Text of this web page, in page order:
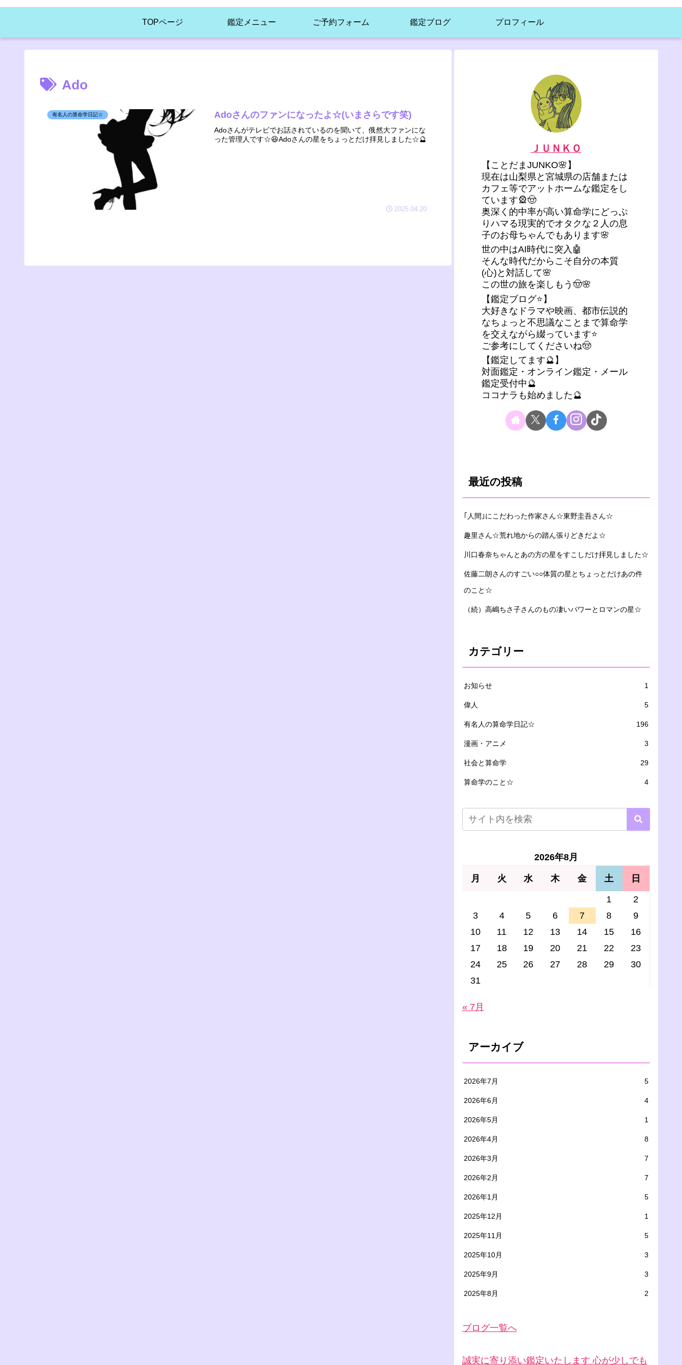
TOPページ 鑑定メニュー ご予約フォーム 鑑定ブログ プロフィール
Ado
有名人の算命学日記☆ Adoさんのファンになったよ☆(いまさらです笑)
Adoさんがテレビでお話されているのを聞いて、俄然大ファンにな
った管理人です☆😆Adoさんの星をちょっとだけ拝見しました☆🔮
2025.04.20
ＪＵＮＫＯ
【ことだまJUNKO🌸】
現在は山梨県と宮城県の店舗または
カフェ等でアットホームな鑑定をし
ています🎡🤠
奥深く的中率が高い算命学にどっぷ
りハマる現実的でオタクな２人の息
子のお母ちゃんでもあります🌸
世の中はAI時代に突入🤖
そんな時代だからこそ自分の本質
(心)と対話して🌸
この世の旅を楽しもう🤠🌸
【鑑定ブログ⭐】
大好きなドラマや映画、都市伝説的
なちょっと不思議なことまで算命学
を交えながら綴っています⭐
ご参考にしてくださいね🤠
【鑑定してます🔮】
対面鑑定・オンライン鑑定・メール
鑑定受付中🔮
ココナラも始めました🔮
最近の投稿
｢人間｣にこだわった作家さん☆東野圭吾さん☆
趣里さん☆荒れ地からの踏ん張りどきだよ☆
川口春奈ちゃんとあの方の星をすこしだけ拝見しました☆
佐藤二朗さんのすごい○○体質の星とちょっとだけあの件
のこと☆
（続）高嶋ちさ子さんのもの凄いパワーとロマンの星☆
カテゴリー
お知らせ 1
偉人 5
有名人の算命学日記☆ 196
漫画・アニメ 3
社会と算命学 29
算命学のこと☆ 4
2026年8月
月 火 水 木 金 土 日
1
2
3
4 5 6 7 8
9
10
11 12 13 14 15
16
17
18 19 20 21 22
23
24
25 26 27 28 29
30
31
« 7月
アーカイブ
2026年7月 5
2026年6月 4
2026年5月 1
2026年4月 8
2026年3月 7
2026年2月 7
2026年1月 5
2025年12月 1
2025年11月 5
2025年10月 3
2025年9月 3
2025年8月 2
ブログ一覧へ
誠実に寄り添い鑑定いたします 心が少しでも